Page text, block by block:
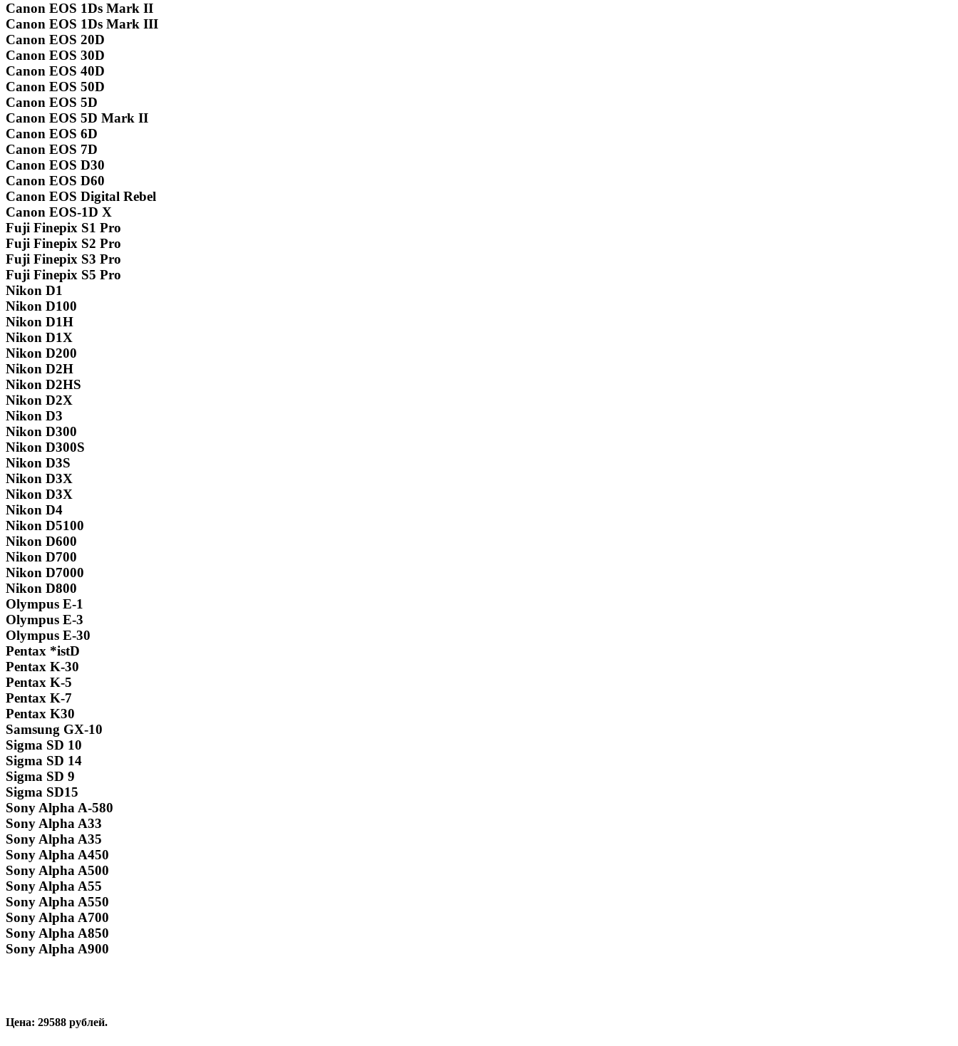
Canon EOS 1Ds Mark II
Canon EOS 1Ds Mark III
Canon EOS 20D
Canon EOS 30D
Canon EOS 40D
Canon EOS 50D
Canon EOS 5D
Canon EOS 5D Mark II
Canon EOS 6D
Canon EOS 7D
Canon EOS D30
Canon EOS D60
Canon EOS Digital Rebel
Canon EOS-1D X
Fuji Finepix S1 Pro
Fuji Finepix S2 Pro
Fuji Finepix S3 Pro
Fuji Finepix S5 Pro
Nikon D1
Nikon D100
Nikon D1H
Nikon D1X
Nikon D200
Nikon D2H
Nikon D2HS
Nikon D2X
Nikon D3
Nikon D300
Nikon D300S
Nikon D3S
Nikon D3X
Nikon D3X
Nikon D4
Nikon D5100
Nikon D600
Nikon D700
Nikon D7000
Nikon D800
Olympus E-1
Olympus E-3
Olympus E-30
Pentax *istD
Pentax K-30
Pentax K-5
Pentax K-7
Pentax K30
Samsung GX-10
Sigma SD 10
Sigma SD 14
Sigma SD 9
Sigma SD15
Sony Alpha A-580
Sony Alpha A33
Sony Alpha A35
Sony Alpha A450
Sony Alpha A500
Sony Alpha A55
Sony Alpha A550
Sony Alpha A700
Sony Alpha A850
Sony Alpha A900
Цена: 29588 рублей.